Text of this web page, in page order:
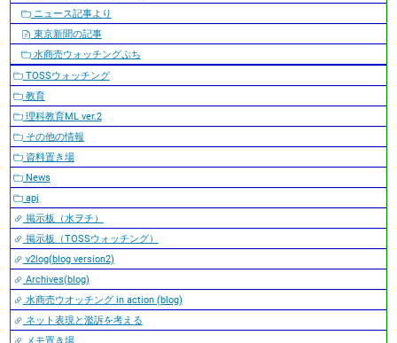
ニュース記事より
東京新聞の記事
水商売ウォッチングぷち
TOSSウォッチング
教育
理科教育ML ver.2
その他の情報
資料置き場
News
apj
掲示板（水ヲチ）
掲示板（TOSSウォッチング）
v2log(blog version2)
Archives(blog)
水商売ウオッチング in action (blog)
ネット表現と濫訴を考える